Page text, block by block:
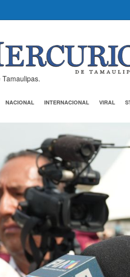
NACIONAL INTERNACIONAL VIRAL